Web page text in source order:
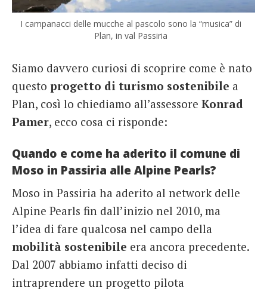
I campanacci delle mucche al pascolo sono la “musica” di
Plan, in val Passiria
Siamo davvero curiosi di scoprire come è nato
questo progetto di turismo sostenibile a
Plan, così lo chiediamo all’assessore Konrad
Pamer, ecco cosa ci risponde:
Quando e come ha aderito il comune di
Moso in Passiria alle Alpine Pearls?
Moso in Passiria ha aderito al network delle
Alpine Pearls fin dall’inizio nel 2010, ma
l’idea di fare qualcosa nel campo della
mobilità sostenibile era ancora precedente.
Dal 2007 abbiamo infatti deciso di
intraprendere un progetto pilota